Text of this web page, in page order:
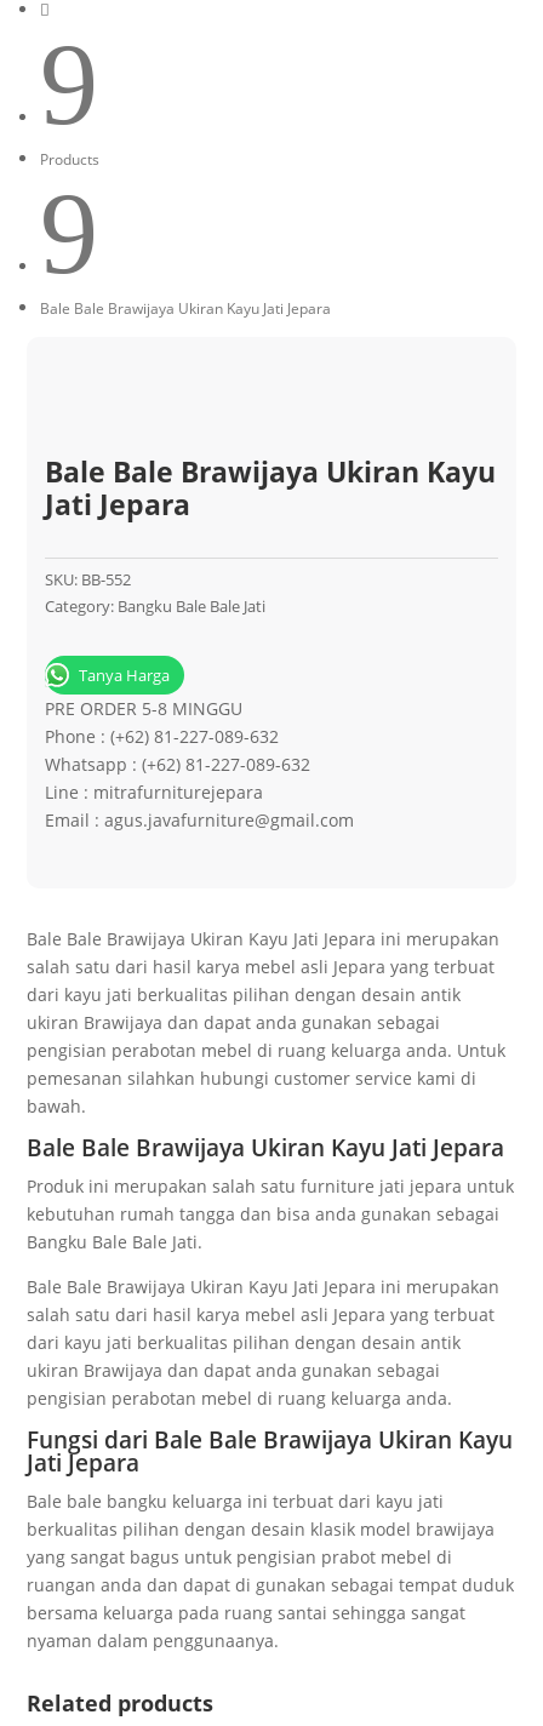

9
Products
9
Bale Bale Brawijaya Ukiran Kayu Jati Jepara
Bale Bale Brawijaya Ukiran Kayu
Jati Jepara
SKU: BB-552
Category: Bangku Bale Bale Jati
Tanya Harga
PRE ORDER 5-8 MINGGU
Phone : (+62) 81-227-089-632
Whatsapp : (+62) 81-227-089-632
Line : mitrafurniturejepara
Email : agus.javafurniture@gmail.com
Bale Bale Brawijaya Ukiran Kayu Jati Jepara ini merupakan
salah satu dari hasil karya mebel asli Jepara yang terbuat
dari kayu jati berkualitas pilihan dengan desain antik
ukiran Brawijaya dan dapat anda gunakan sebagai
pengisian perabotan mebel di ruang keluarga anda. Untuk
pemesanan silahkan hubungi customer service kami di
bawah.
Bale Bale Brawijaya Ukiran Kayu Jati Jepara
Produk ini merupakan salah satu furniture jati jepara untuk
kebutuhan rumah tangga dan bisa anda gunakan sebagai
Bangku Bale Bale Jati.
Bale Bale Brawijaya Ukiran Kayu Jati Jepara ini merupakan
salah satu dari hasil karya mebel asli Jepara yang terbuat
dari kayu jati berkualitas pilihan dengan desain antik
ukiran Brawijaya dan dapat anda gunakan sebagai
pengisian perabotan mebel di ruang keluarga anda.
Fungsi dari Bale Bale Brawijaya Ukiran Kayu
Jati Jepara
Bale bale bangku keluarga ini terbuat dari kayu jati
berkualitas pilihan dengan desain klasik model brawijaya
yang sangat bagus untuk pengisian prabot mebel di
ruangan anda dan dapat di gunakan sebagai tempat duduk
bersama keluarga pada ruang santai sehingga sangat
nyaman dalam penggunaanya.
Related products